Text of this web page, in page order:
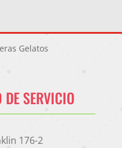
DE SERVICIO
176-2